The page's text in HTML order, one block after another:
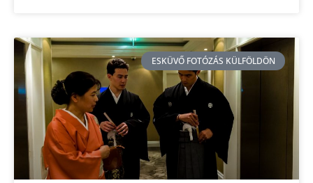
ESKÜVŐ FOTÓZÁS KÜLFÖLDÖN